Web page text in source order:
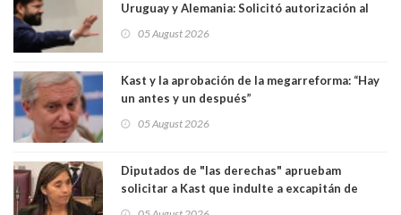
Uruguay y Alemania: Solicitó autorización al
Congreso
05 August 2026
Kast y la aprobación de la megarreforma: “Hay
un antes y un después”
05 August 2026
Diputados de "las derechas" apruebam
solicitar a Kast que indulte a excapitán de
carabineros condenado por dejar ciega a